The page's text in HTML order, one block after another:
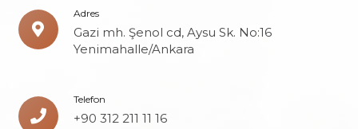
Adres
Gazi mh. Şenol cd, Aysu Sk. No:16
Yenimahalle/Ankara
Telefon
+90 312 211 11 16